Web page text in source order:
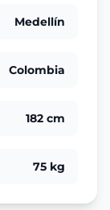
Medellín
Colombia
182 cm
75 kg